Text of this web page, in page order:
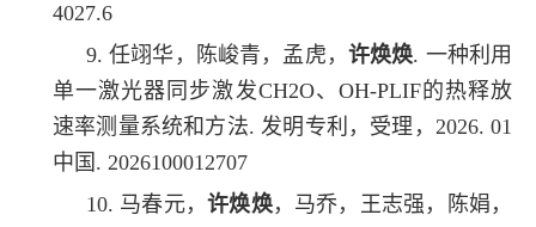
4027.6
9. 任翊华，陈峻青，孟虎， 许焕焕. 一种利用
单一激光器同步激发CH2O、OH-PLIF的热释放
速率测量系统和方法. 发明专利，受理，2026. 01
中国. 2026100012707
10. 马春元，许焕焕，马乔，王志强，陈娟，